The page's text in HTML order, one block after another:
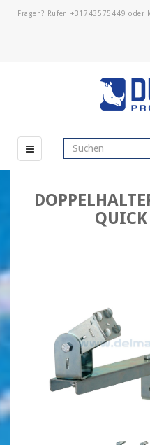
Fragen? Rufen +31743575449 oder
QUICK